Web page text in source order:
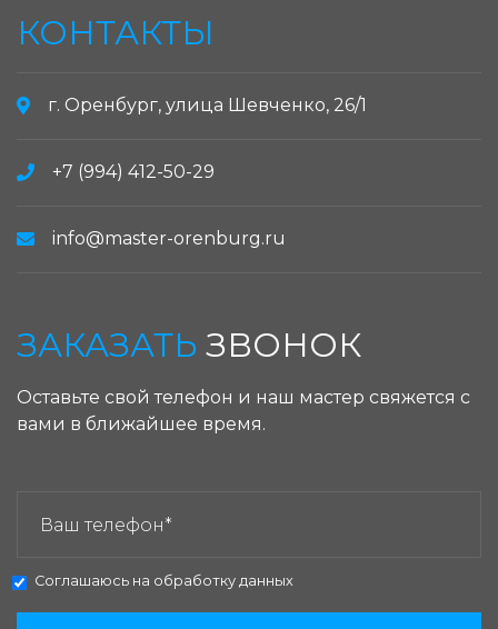
КОНТАКТЫ
г. Оренбург, улица Шевченко, 26/1
+7 (994) 412-50-29
info@master-orenburg.ru
ЗАКАЗАТЬ ЗВОНОК
Оставьте свой телефон и наш мастер свяжется с
вами в ближайшее время.
Соглашаюсь на обработку данных